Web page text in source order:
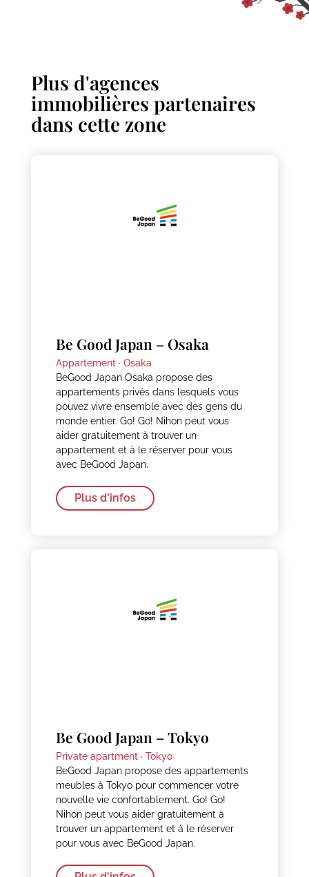
Plus d'agences
immobilières partenaires
dans cette zone
Be Good Japan – Osaka
Appartement · Osaka
BeGood Japan Osaka propose des
appartements privés dans lesquels vous
pouvez vivre ensemble avec des gens du
monde entier. Go! Go! Nihon peut vous
aider gratuitement à trouver un
appartement et à le réserver pour vous
avec BeGood Japan.
Plus d'infos
Be Good Japan – Tokyo
Private apartment · Tokyo
BeGood Japan propose des appartements
meubles à Tokyo pour commencer votre
nouvelle vie confortablement. Go! Go!
Nihon peut vous aider gratuitement à
trouver un appartement et à le réserver
pour vous avec BeGood Japan.